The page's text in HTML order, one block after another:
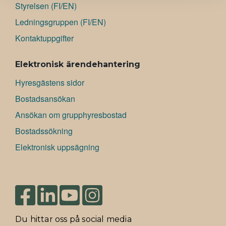
Styrelsen (FI/EN)
Ledningsgruppen (FI/EN)
Kontaktuppgifter
Elektronisk ärendehantering
Hyresgästens sidor
Bostadsansökan
Ansökan om grupphyresbostad
Bostadssökning
Elektronisk uppsägning
Du hittar oss på social media